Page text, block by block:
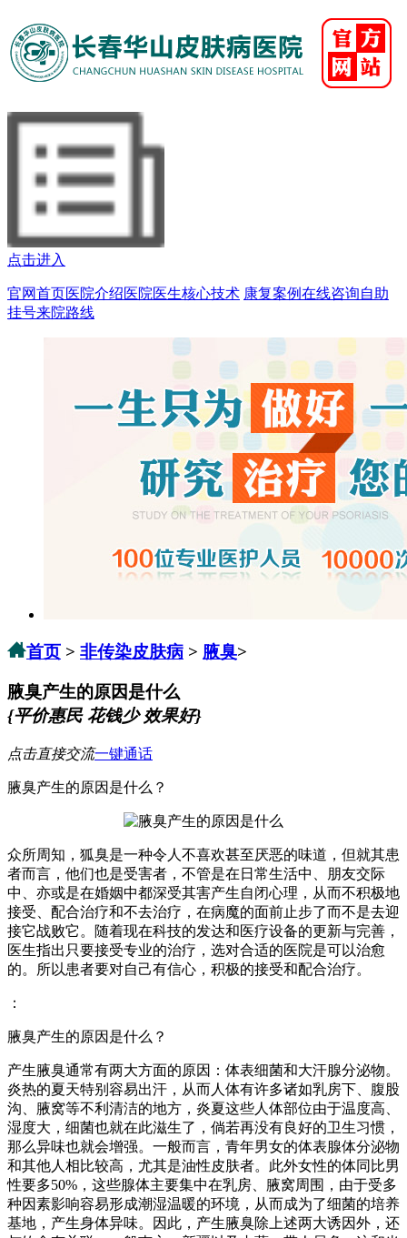
点击进入
官网首页医院介绍医院医生核心技术 康复案例在线咨询自助
挂号来院路线
首页 > 非传染皮肤病 > 腋臭>
腋臭产生的原因是什么
{平价惠民 花钱少 效果好}
点击直接交流一键通话
腋臭产生的原因是什么？
众所周知，狐臭是一种令人不喜欢甚至厌恶的味道，但就其患
者而言，他们也是受害者，不管是在日常生活中、朋友交际
中、亦或是在婚姻中都深受其害产生自闭心理，从而不积极地
接受、配合治疗和不去治疗，在病魔的面前止步了而不是去迎
接它战败它。随着现在科技的发达和医疗设备的更新与完善，
医生指出只要接受专业的治疗，选对合适的医院是可以治愈
的。所以患者要对自己有信心，积极的接受和配合治疗。
：
腋臭产生的原因是什么？
产生腋臭通常有两大方面的原因：体表细菌和大汗腺分泌物。
炎热的夏天特别容易出汗，从而人体有许多诸如乳房下、腹股
沟、腋窝等不利清洁的地方，炎夏这些人体部位由于温度高、
湿度大，细菌也就在此滋生了，倘若再没有良好的卫生习惯，
那么异味也就会增强。一般而言，青年男女的体表腺体分泌物
和其他人相比较高，尤其是油性皮肤者。此外女性的体同比男
性要多50%，这些腺体主要集中在乳房、腋窝周围，由于受多
种因素影响容易形成潮湿温暖的环境，从而成为了细菌的培养
基地，产生身体异味。因此，产生腋臭除上述两大诱因外，还